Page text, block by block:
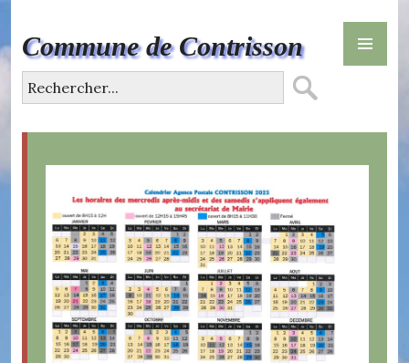
content
Commune de Contrisson